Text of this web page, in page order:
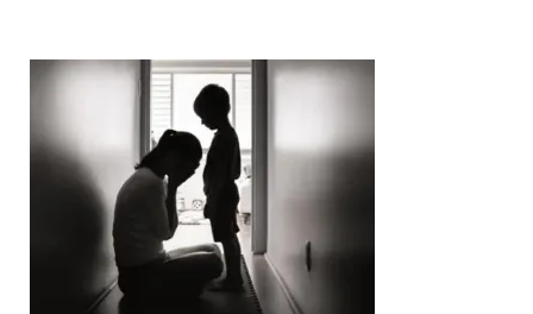
o
o
k
t
σ
τε
ίτ
ε